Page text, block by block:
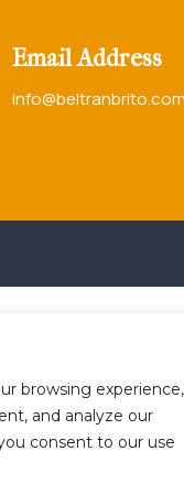
browsing experience,
and analyze our
consent to our use
Email Address